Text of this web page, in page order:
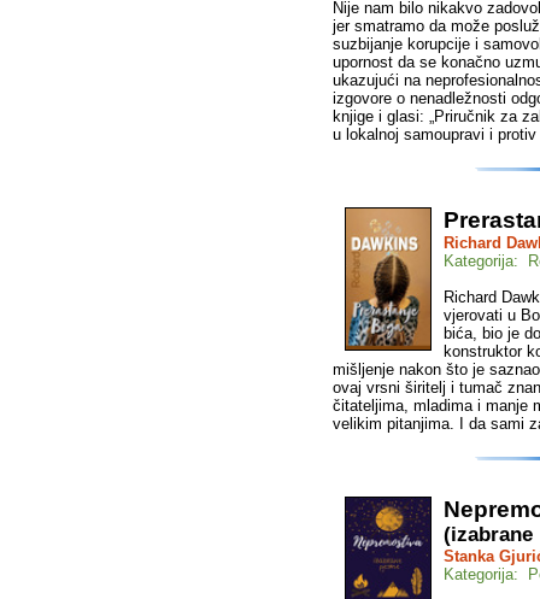
Nije nam bilo nikakvo
jer smatramo da može
suzbijanje korupcije i
upornost da se konačno
ukazujući na
izgovore o nenadležnosti
knjige i glasi: „Priručnik za
u lokalnoj samoupravi i
Richard
Kategorija:
Richard
vjerovati u
bića, bio je
konstruktor
mišljenje nakon što je
ovaj vrsni širitelj i tumač
čitateljima, mladima i manje
velikim pitanjima. I da sami
(izabrane
Stanka
Kategorija: